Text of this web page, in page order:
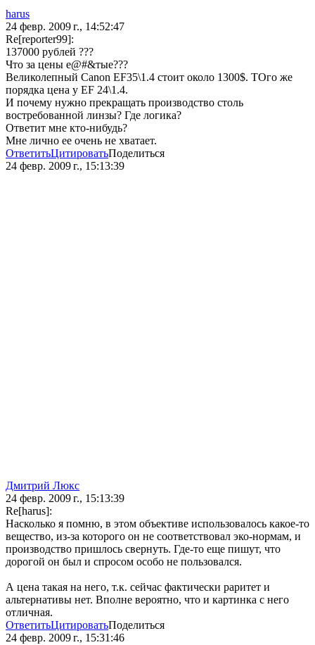
harus
24 февр. 2009 г., 14:52:47
Re[reporter99]:
137000 рублей ???
Что за цены е@#&тые???
Великолепный Canon EF35\1.4 стоит около 1300$. ТОго же
порядка цена у EF 24\1.4.
И почему нужно прекращать производство столь
востребованной линзы? Где логика?
Ответит мне кто-нибудь?
Мне лично ее очень не хватает.
ОтветитьЦитироватьПоделиться
24 февр. 2009 г., 15:13:39
Дмитрий Люкс
24 февр. 2009 г., 15:13:39
Re[harus]:
Насколько я помню, в этом объективе использовалось какое-то
вещество, из-за которого он не соответствовал эко-нормам, и
производство пришлось свернуть. Где-то еще пишут, что
дорогой он был и спросом особо не пользовался.
А цена такая на него, т.к. сейчас фактически раритет и
альтернативы нет. Вполне вероятно, что и картинка с него
отличная.
ОтветитьЦитироватьПоделиться
24 февр. 2009 г., 15:31:46